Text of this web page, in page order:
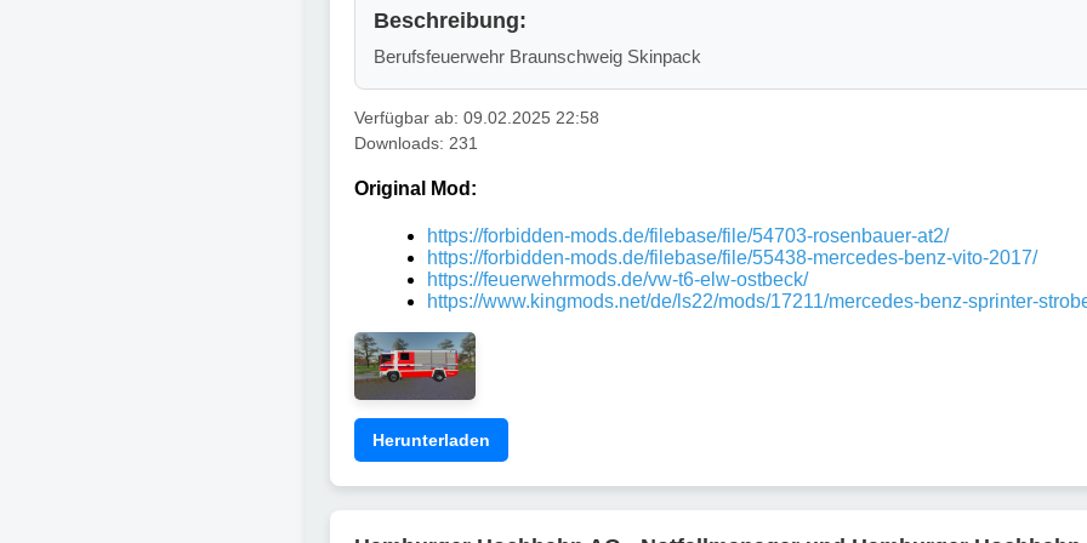
Beschreibung:
Berufsfeuerwehr Braunschweig Skinpack
Verfügbar ab: 09.02.2025 22:58
Downloads: 231
Original Mod:
https://forbidden-mods.de/filebase/file/54703-rosenbauer-at2/
https://forbidden-mods.de/filebase/file/55438-mercedes-benz-vito-2017/
https://feuerwehrmods.de/vw-t6-elw-ostbeck/
https://www.kingmods.net/de/ls22/mods/17211/mercedes-benz-sprinter-
Herunterladen